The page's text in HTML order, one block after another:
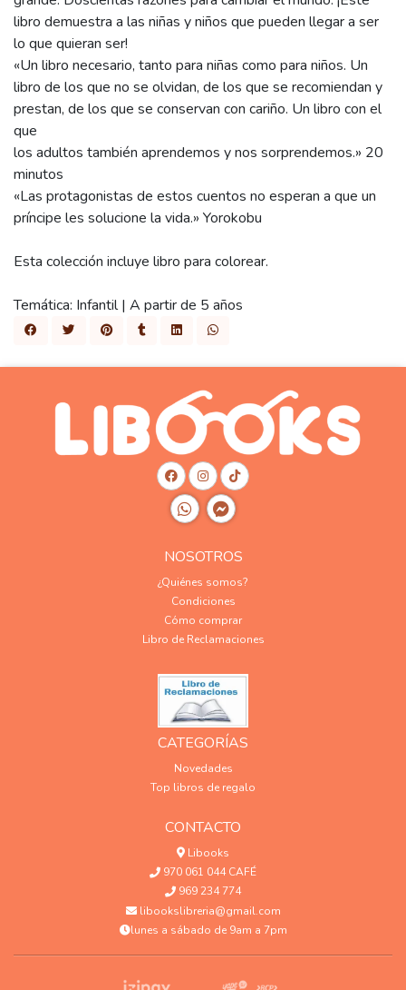
libro demuestra a las niñas y niños que pueden llegar a ser
lo que quieran ser!
«Un libro necesario, tanto para niñas como para niños. Un
libro de los que no se olvidan, de los que se recomiendan y
prestan, de los que se conservan con cariño. Un libro con el
que
los adultos también aprendemos y nos sorprendemos.» 20
minutos
«Las protagonistas de estos cuentos no esperan a que un
príncipe les solucione la vida.» Yorokobu
Esta colección incluye libro para colorear.
Temática: Infantil | A partir de 5 años
NOSOTROS
¿Quiénes somos?
Condiciones
Cómo comprar
Libro de Reclamaciones
CATEGORÍAS
Novedades
Top libros de regalo
CONTACTO
Libooks
970 061 044 CAFÉ
969 234 774
libookslibreria@gmail.com
lunes a sábado de 9am a 7pm